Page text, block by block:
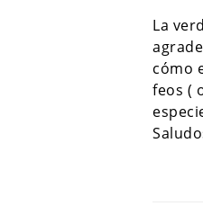
La
cómo
feos (